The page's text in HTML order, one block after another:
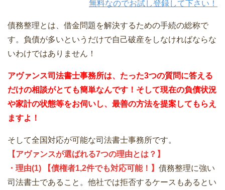
無料なのでお試し登録して下さい！
債務整理とは、借金問題を解決するための手続の総称で
す。負債が多いというだけで自己破産をしなければならな
いわけではありません！
アヴァンス司法書士事務所は、 たった3つの質問に答える
だけの相談がとても簡単なんです！そして現在の負債状況
や家計の状態等をお伺いし、最善の方法を提案してもらえ
ますよ！
そして全国対応が可能な司法書士事務所です。
【アヴァンスが選ばれる7つの理由とは？】
・理由(1) 【債権者1,2件でも対応可能！】 債務整理に強い
司法書士であること。他社では拒否するケースもあるとい